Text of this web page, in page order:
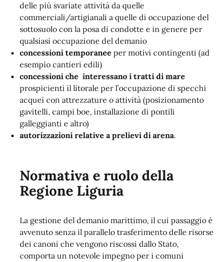
delle più svariate attività da quelle
commerciali/artigianali a quelle di occupazione del
sottosuolo con la posa di condotte e in genere per
qualsiasi occupazione del demanio
concessioni temporanee per motivi contingenti (ad
esempio cantieri edili)
concessioni che interessano i tratti di mare
prospicienti il litorale per l’occupazione di specchi
acquei con attrezzature o attività (posizionamento
gavitelli, campi boe, installazione di pontili
galleggianti e altro)
autorizzazioni relative a prelievi di arena.
Normativa e ruolo della
Regione Liguria
La gestione del demanio marittimo, il cui passaggio è
avvenuto senza il parallelo trasferimento delle risorse
dei canoni che vengono riscossi dallo Stato,
comporta un notevole impegno per i comuni